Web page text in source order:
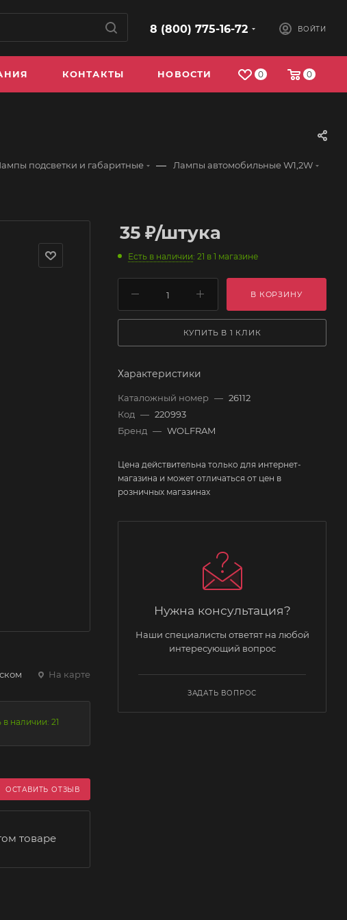
8 (800) 775-16-72 ВОЙТИ
0 0
КОНТАКТЫ НОВОСТИ
подсветки и габаритные — Лампы автомобильные W1,2W
На карте
в наличии: 21
ОСТАВИТЬ ОТЗЫВ
товаре
35 ₽/штука
Есть в наличии: 21 в 1 магазине
В КОРЗИНУ
КУПИТЬ В 1 КЛИК
Характеристики
Каталожный номер — 26112
Код — 220993
Бренд — WOLFRAM
Цена действительна только для интернет-
магазина и может отличаться от цен в
розничных магазинах
Нужна консультация?
Наши специалисты ответят на любой
интересующий вопрос
ЗАДАТЬ ВОПРОС